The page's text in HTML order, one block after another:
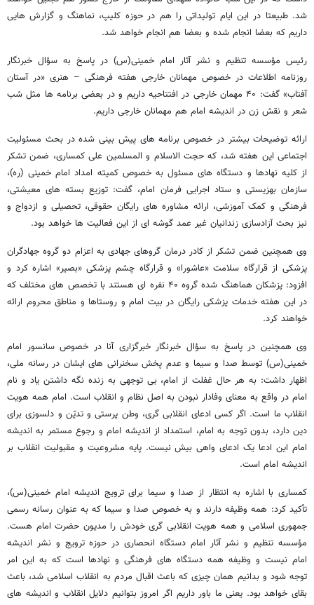
شد. طبیعتا در این ایام تولیداتی را هم در حوزه کلیپ، نماهنگ و گزارش هایی
داریم که بعضا انجام شده و بعضا هم انجام خواهد شد.
رئیس مؤسسه تنظیم و نشر آثار امام خمینی(س) در پاسخ به سؤال خبرنگار
روزنامه اطلاعات در خصوص مهمانان خارجی هفته فرهنگی – هنری «در آستان
آفتاب» گفت: ۴۰ مهمان خارجی در افتتاحیه داریم و در بعضی برنامه ها مثل شب
شعر و نقش زن در اندیشه امام هم مهمانان خارجی داریم.
ارائه توضیحات بیشتر در خصوص برنامه های پیش بینی شده در بحث مسئولیت
اجتماعی این هفته شد، که حجت الاسلام و المسلمین علی کمساری، ضمن تشکر
از کلیه نهادها و دستگاه های مسئول به خصوص کمیته امداد امام خمینی (ره)،
سازمان بهزیستی و ستاد اجرایی فرمان امام، گفت: توزیع بسته های معیشتی،
فرهنگی و کمک آموزشی، ارائه مشاوره های رایگان حقوقی، تحصیلی و ازدواج و
نیز بحث آزادسازی زندانیان غیر عمد گوشه ای از این فعالیت ها خواهد بود.
وی همچنین ضمن تشکر از کادر درمان گروهای جهادی به اعزام دو گروه جهادگران
پزشکی از قرارگاه سلامت «عاشورا» و قرارگاه چشم پزشکی «بصیر» اشاره کرد و
افزود: پزشکان هماهنگ شده گروه ۴۰ نفره ای هستند با تخصص های مختلف که
در این هفته خدمات پزشکی رایگان در بیت امام و روستاها و مناطق محروم ارائه
خواهند کرد.
وی همچنین در پاسخ به سؤال خبرنگار خبرگزاری آنا در خصوص سانسور امام
خمینی(س) توسط صدا و سیما و عدم پخش سخنرانی های ایشان در رسانه ملی،
اظهار داشت: به هر حال غفلت از امام، بی توجهی به زنده نگه داشتن یاد و نام
امام در واقع به معنای وفادار نبودن به اصل نظام و انقلاب است. امام همه هویت
انقلاب ما است. اگر کسی ادعای انقلابی گری، وطن پرستی و تدیّن و دلسوزی برای
دین دارد، بدون توجه به امام، استمداد از اندیشه امام و رجوع مستمر به اندیشه
امام این ادعا یک ادعای واهی بیش نیست. پایه مشروعیت و مقبولیت انقلاب بر
اندیشه امام است.
کمساری با اشاره به انتظار از صدا و سیما برای ترویج اندیشه امام خمینی(س)،
تأکید کرد: همه وظیفه دارند و به خصوص صدا و سیما که به عنوان رسانه رسمی
جمهوری اسلامی و همه هویت انقلابی گری خودش را مدیون حضرت امام هست.
مؤسسه تنظیم و نشر آثار امام دستگاه انحصاری در حوزه ترویج و نشر اندیشه
امام نیست و وظیفه همه دستگاه های فرهنگی و نهادها است که به این امر
توجه شود و بدانیم همان چیزی که باعث اقبال مردم به انقلاب اسلامی شد، باعث
بقای خواهد بود. یعنی ما باور داریم اگر امروز بتوانیم دلایل انقلاب و اندیشه های